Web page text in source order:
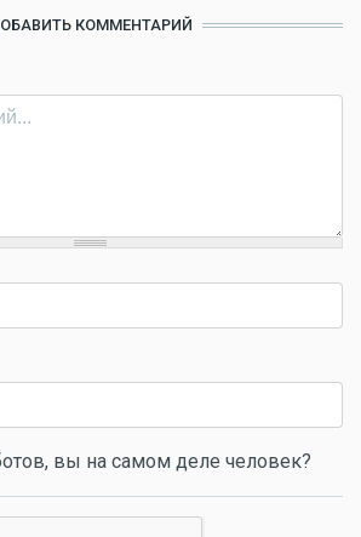
КОММЕНТАРИЙ
вы на самом деле человек?